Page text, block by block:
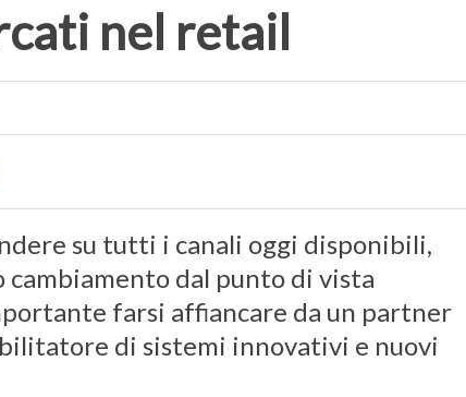
nel retail
su tutti i canali oggi disponibili,
dal punto di vista
farsi affiancare da un partner
di sistemi innovativi e nuovi